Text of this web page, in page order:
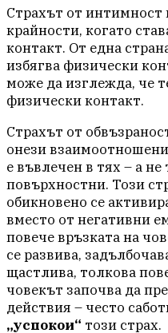
Страхът от интимност
крайности, когато
контакт. От една
избягва физически
може да изглежда, че
физически контакт.
Страхът от
онези
е въвлечен в тях – а не
повърхностни. Този
обикновено се
вместо от негативни
повече връзката на
се развива,
щастлива, толкова
човекът започва да
действия – често
„успокои“ този страх.